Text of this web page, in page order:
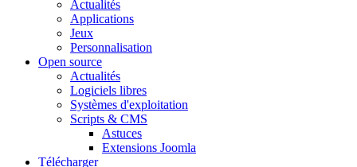
Actualités
Applications
Jeux
Personnalisation
Open source
Actualités
Logiciels libres
Systèmes d'exploitation
Scripts & CMS
Astuces
Extensions Joomla
Télécharger